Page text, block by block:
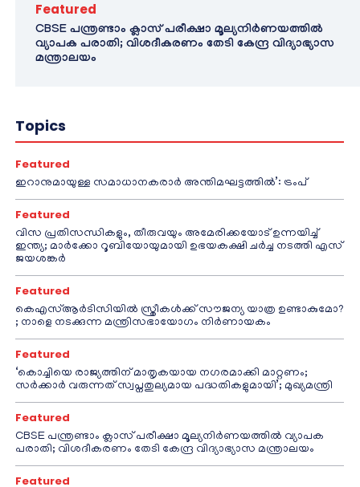
Featured
CBSE പന്ത്രണ്ടാം ക്ലാസ് പരീക്ഷാ മൂല്യനിർണയത്തിൽ
വ്യാപക പരാതി; വിശദീകരണം തേടി കേന്ദ്ര വിദ്യാഭ്യാസ
മന്ത്രാലയം
Topics
Featured
ഇറാനുമായുള്ള സമാധാനകരാർ അന്തിമഘട്ടത്തിൽ‌’: ട്രംപ്
Featured
വിസ പ്രതിസന്ധികളും, തീരുവയും അമേരിക്കയോട് ഉന്നയിച്ച്
ഇന്ത്യ; മാർക്കോ റൂബിയോയുമായി ഉഭയകക്ഷി ചർച്ച നടത്തി എസ്
ജയശങ്കർ
Featured
കെഎസ്ആർടിസിയിൽ സ്ത്രീകൾക്ക് സൗജന്യ യാത്ര ഉണ്ടാകുമോ?
; നാളെ നടക്കുന്ന മന്ത്രിസഭായോഗം നിർണായകം
Featured
‘കൊച്ചിയെ രാജ്യത്തിന് മാതൃകയായ നഗരമാക്കി മാറ്റണം;
സർക്കാർ വരുന്നത് സ്വപ്നതുല്യമായ പദ്ധതികളുമായി’; മുഖ്യമന്ത്രി
Featured
CBSE പന്ത്രണ്ടാം ക്ലാസ് പരീക്ഷാ മൂല്യനിർണയത്തിൽ വ്യാപക
പരാതി; വിശദീകരണം തേടി കേന്ദ്ര വിദ്യാഭ്യാസ മന്ത്രാലയം
Featured